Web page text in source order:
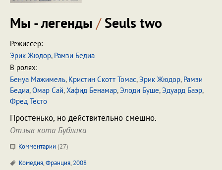
Мы - легенды /Seuls two
Режиссер:
Эрик Жюдор, Рамзи Бедиа
В ролях:
Бенуа Мажимель, Кристин Скотт Томас,Эрик Жюдор, Рамзи
Бедиа,Омар Сай,Хафид Бенамар,Элоди Буше,Эдуард Баэр,
Фред Тесто
Простенько, но действительно смешно.
Отзыв кота Бублика
Комментарии (27)
Комедия,Франция,2008